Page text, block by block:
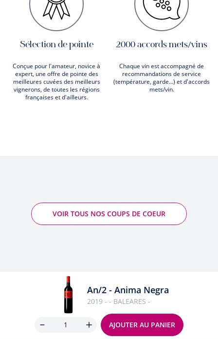
Sélection de pointe
Conçue pour l'amateur, novice à
expert, une offre de pointe des
meilleures cuvées des meilleurs
vignerons, de toutes les régions
françaises et d'ailleurs.
2000 accords mets/vins
Chaque vin est accompagné de
recommandations de service
(température, garde...) et d'accords
mets/vin.
VOIR TOUS NOS COUPS DE COEUR
An/2 - Anima Negra
2019 - - BALEARES -
AJOUTER AU PANIER